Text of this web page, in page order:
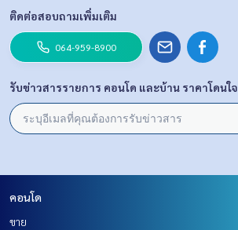
ติดต่อสอบถามเพิ่มเติม
064-959-8900
รับข่าวสารรายการ คอนโด และบ้าน ราคาโดนใจ
คอนโด
ขาย